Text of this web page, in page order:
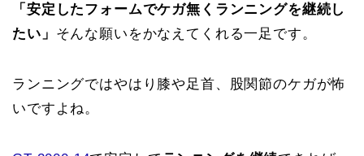
「安定したフォームでケガ無くランニングを継続し
たい」 そんな願いをかなえてくれる一足です。
ランニングではやはり膝や足首、股関節のケガが怖
いですよね。